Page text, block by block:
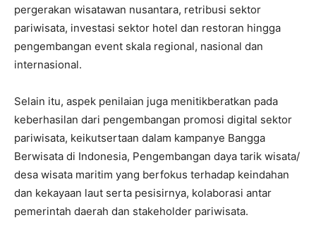
pergerakan wisatawan nusantara, retribusi sektor
pariwisata, investasi sektor hotel dan restoran hingga
pengembangan event skala regional, nasional dan
internasional.
Selain itu, aspek penilaian juga menitikberatkan pada
keberhasilan dari pengembangan promosi digital sektor
pariwisata, keikutsertaan dalam kampanye Bangga
Berwisata di Indonesia, Pengembangan daya tarik wisata/
desa wisata maritim yang berfokus terhadap keindahan
dan kekayaan laut serta pesisirnya, kolaborasi antar
pemerintah daerah dan stakeholder pariwisata.